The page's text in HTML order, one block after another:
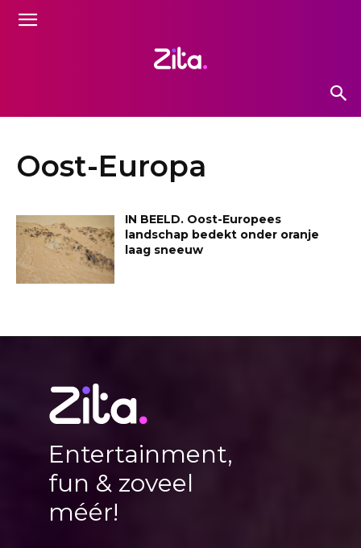
Oost-Europa
IN BEELD. Oost-Europees
landschap bedekt onder oranje
laag sneeuw
Entertainment,
fun & zoveel
méér!